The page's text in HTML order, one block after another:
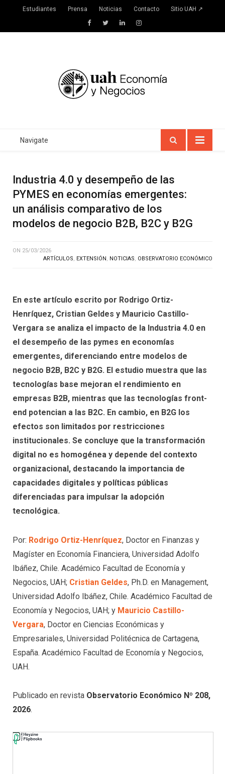
Estudiantes Prensa Noticias Contacto Sitio UAH ↗
FacebookTwitterLinkedInInstagram
Navigate
Industria 4.0 y desempeño de las
PYMES en economías emergentes:
un análisis comparativo de los
modelos de negocio B2B, B2C y B2G
ON 25/03/2026
ARTÍCULOS, EXTENSIÓN, NOTICIAS, OBSERVATORIO ECONÓMICO
En este artículo escrito por Rodrigo Ortiz-
Henríquez, Cristian Geldes y Mauricio Castillo-
Vergara se analiza el impacto de la Industria 4.0 en
el desempeño de las pymes en economías
emergentes, diferenciando entre modelos de
negocio B2B, B2C y B2G. El estudio muestra que las
tecnologías base mejoran el rendimiento en
empresas B2B, mientras que las tecnologías front-
end potencian a las B2C. En cambio, en B2G los
efectos son limitados por restricciones
institucionales. Se concluye que la transformación
digital no es homogénea y depende del contexto
organizacional, destacando la importancia de
capacidades digitales y políticas públicas
diferenciadas para impulsar la adopción
tecnológica.
Por: Rodrigo Ortiz-Henríquez, Doctor en Finanzas y
Magíster en Economía Financiera, Universidad Adolfo
Ibáñez, Chile. Académico Facultad de Economía y
Negocios, UAH; Cristian Geldes, Ph.D. en Management,
Universidad Adolfo Ibáñez, Chile. Académico Facultad de
Economía y Negocios, UAH; y Mauricio Castillo-
Vergara, Doctor en Ciencias Económicas y
Empresariales, Universidad Politécnica de Cartagena,
España. Académico Facultad de Economía y Negocios,
UAH.
Publicado en revista Observatorio Económico Nº 208,
2026.